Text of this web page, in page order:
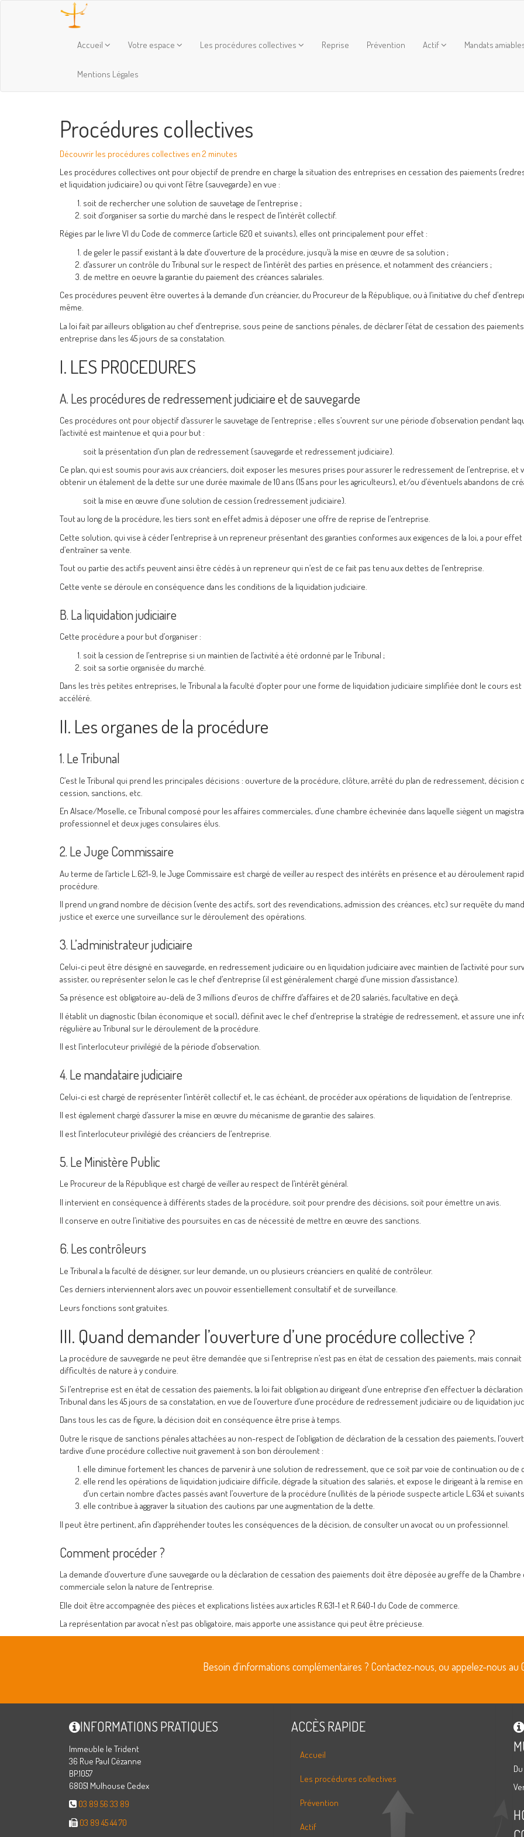
Accueil Votre espace Les procédures collectives Reprise Prévention Actif Mandats
Mentions Légales
Procédures collectives
Découvrir les procédures collectives en 2 minutes
Les procédures collectives ont pour objectif de prendre en charge la situation des entreprises en cessation des paiements
et liquidation judiciaire) ou qui vont l’être (sauvegarde) en vue :
soit de rechercher une solution de sauvetage de l’entreprise ;
soit d’organiser sa sortie du marché dans le respect de l’intérêt collectif.
Régies par le livre VI du Code de commerce (article 620 et suivants), elles ont principalement pour effet :
de geler le passif existant à la date d’ouverture de la procédure, jusqu’à la mise en œuvre de sa solution ;
d’assurer un contrôle du Tribunal sur le respect de l’intérêt des parties en présence, et notamment des créanciers ;
de mettre en oeuvre la garantie du paiement des créances salariales.
Ces procédures peuvent être ouvertes à la demande d’un créancier, du Procureur de la République, ou à l’initiative du chef
même.
La loi fait par ailleurs obligation au chef d’entreprise, sous peine de sanctions pénales, de déclarer l’état de cessation des
entreprise dans les 45 jours de sa constatation.
I. LES PROCEDURES
A. Les procédures de redressement judiciaire et de sauvegarde
Ces procédures ont pour objectif d’assurer le sauvetage de l’entreprise ; elles s’ouvrent sur une période d’observation pendant
l’activité est maintenue et qui a pour but :
soit la présentation d’un plan de redressement (sauvegarde et redressement judiciaire).
Ce plan, qui est soumis pour avis aux créanciers, doit exposer les mesures prises pour assurer le redressement de l’entreprise, et
obtenir un étalement de la dette sur une durée maximale de 10 ans (15 ans pour les agriculteurs), et/ou d’éventuels abandons de
soit la mise en œuvre d’une solution de cession (redressement judiciaire).
Tout au long de la procédure, les tiers sont en effet admis à déposer une offre de reprise de l’entreprise.
Cette solution, qui vise à céder l’entreprise à un repreneur présentant des garanties conformes aux exigences de la loi, a pour effet
d’entraîner sa vente.
Tout ou partie des actifs peuvent ainsi être cédés à un repreneur qui n’est de ce fait pas tenu aux dettes de l’entreprise.
Cette vente se déroule en conséquence dans les conditions de la liquidation judiciaire.
B. La liquidation judiciaire
Cette procédure a pour but d’organiser :
soit la cession de l’entreprise si un maintien de l’activité a été ordonné par le Tribunal ;
soit sa sortie organisée du marché.
Dans les très petites entreprises, le Tribunal a la faculté d’opter pour une forme de liquidation judiciaire simplifiée dont le cours est
accéléré.
II. Les organes de la procédure
1. Le Tribunal
C’est le Tribunal qui prend les principales décisions : ouverture de la procédure, clôture, arrêté du plan de redressement, décision
cession, sanctions, etc.
En Alsace/Moselle, ce Tribunal composé pour les affaires commerciales, d’une chambre échevinée dans laquelle siègent un
professionnel et deux juges consulaires élus.
2. Le Juge Commissaire
Au terme de l’article L.621-9, le Juge Commissaire est chargé de veiller au respect des intérêts en présence et au déroulement
procédure.
Il prend un grand nombre de décision (vente des actifs, sort des revendications, admission des créances, etc) sur requête du
justice et exerce une surveillance sur le déroulement des opérations.
3. L’administrateur judiciaire
Celui-ci peut être désigné en sauvegarde, en redressement judiciaire ou en liquidation judiciaire avec maintien de l’activité pour
assister, ou représenter selon le cas le chef d’entreprise (il est généralement chargé d’une mission d’assistance).
Sa présence est obligatoire au-delà de 3 millions d’euros de chiffre d’affaires et de 20 salariés, facultative en deçà.
Il établit un diagnostic (bilan économique et social), définit avec le chef d’entreprise la stratégie de redressement, et assure une
régulière au Tribunal sur le déroulement de la procédure.
Il est l’interlocuteur privilégié de la période d’observation.
4. Le mandataire judiciaire
Celui-ci est chargé de représenter l’intérêt collectif et, le cas échéant, de procéder aux opérations de liquidation de l’entreprise.
Il est également chargé d’assurer la mise en œuvre du mécanisme de garantie des salaires.
Il est l’interlocuteur privilégié des créanciers de l’entreprise.
5. Le Ministère Public
Le Procureur de la République est chargé de veiller au respect de l’intérêt général.
Il intervient en conséquence à différents stades de la procédure, soit pour prendre des décisions, soit pour émettre un avis.
Il conserve en outre l’initiative des poursuites en cas de nécessité de mettre en œuvre des sanctions.
6. Les contrôleurs
Le Tribunal a la faculté de désigner, sur leur demande, un ou plusieurs créanciers en qualité de contrôleur.
Ces derniers interviennent alors avec un pouvoir essentiellement consultatif et de surveillance.
Leurs fonctions sont gratuites.
III. Quand demander l’ouverture d’une procédure collective ?
La procédure de sauvegarde ne peut être demandée que si l’entreprise n’est pas en état de cessation des paiements, mais connait
difficultés de nature à y conduire.
Si l’entreprise est en état de cessation des paiements, la loi fait obligation au dirigeant d’une entreprise d’en effectuer la déclaration
Tribunal dans les 45 jours de sa constatation, en vue de l’ouverture d’une procédure de redressement judiciaire ou de liquidation
Dans tous les cas de figure, la décision doit en conséquence être prise à temps.
Outre le risque de sanctions pénales attachées au non-respect de l’obligation de déclaration de la cessation des paiements,
tardive d’une procédure collective nuit gravement à son bon déroulement :
elle diminue fortement les chances de parvenir à une solution de redressement, que ce soit par voie de continuation ou de
elle rend les opérations de liquidation judiciaire difficile, dégrade la situation des salariés, et expose le dirigeant à la remise
d’un certain nombre d’actes passés avant l’ouverture de la procédure (nullités de la période suspecte article L.634 et
elle contribue à aggraver la situation des cautions par une augmentation de la dette.
Il peut être pertinent, afin d’appréhender toutes les conséquences de la décision, de consulter un avocat ou un professionnel.
Comment procéder ?
La demande d’ouverture d’une sauvegarde ou la déclaration de cessation des paiements doit être déposée au greffe de la Chambre
commerciale selon la nature de l’entreprise.
Elle doit être accompagnée des pièces et explications listées aux articles R.631-1 et R.640-1 du Code de commerce.
La représentation par avocat n’est pas obligatoire, mais apporte une assistance qui peut être précieuse.
Besoin d'informations complémentaires ? Contactez-nous, ou appelez-nous au
INFORMATIONS PRATIQUES
Immeuble le Trident
36 Rue Paul Cézanne
BP.1057
68051 Mulhouse Cedex
03 89 56 33 89
03 89 45 44 70
ACCÈS RAPIDE
Accueil
Les procédures collectives
Prévention
Actif